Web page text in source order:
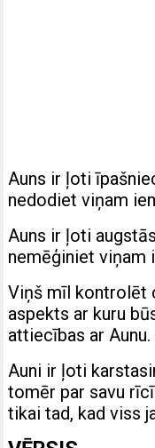
Auns ir ļoti
nedodiet viņam
Auns ir ļoti
nemēģiniet
Viņš mīl kontrolēt
aspekts ar kuru
attiecības ar Aunu.
Auni ir ļoti
tomēr par savu
tikai tad, kad viss